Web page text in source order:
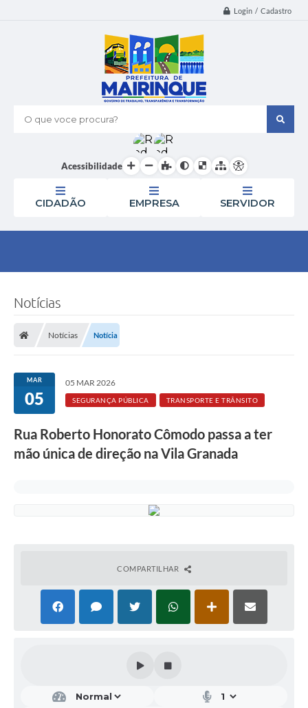
Login / Cadastro
O que voce procura?
Acessibilidade
CIDADÃO EMPRESA SERVIDOR
Notícias
Notícias Notícia
MAR
05
05 MAR 2026
SEGURANÇA PÚBLICA TRANSPORTE E TRÂNSITO
Rua Roberto Honorato Cômodo passa a ter
mão única de direção na Vila Granada
COMPARTILHAR